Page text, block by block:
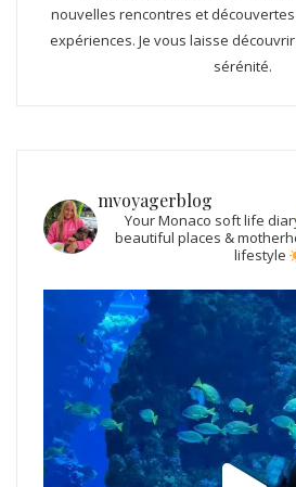
nouvelles rencontres et
expériences. Je vous laisse
sérénité.
mvoyagerblog
Your Monaco soft life
beautiful places &
lifestyle